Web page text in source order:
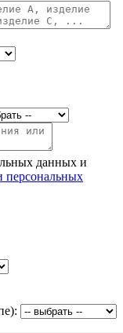
данных и
персональных